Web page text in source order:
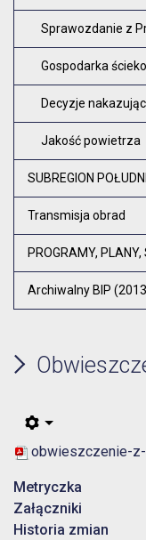
Sprawozdanie z
Gospodarka
Decyzje
Jakość powietrza
SUBREGION
Transmisja obrad
PROGRAMY, PLANY,
Archiwalny BIP
obwieszczenie-
Metryczka
Załączniki
Historia zmian